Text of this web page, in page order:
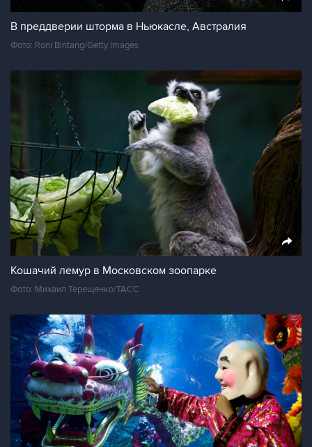
В преддверии шторма в Ньюкасле, Австралия
Фото: Roni Bintang/Getty Images
Кошачий лемур в Московском зоопарке
Фото: Михаил Терещенко/ТАСС